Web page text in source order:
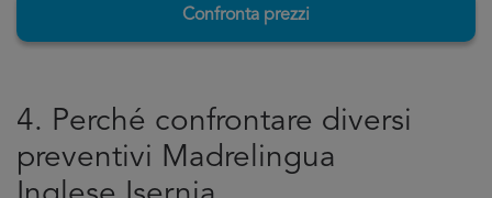
Confronta prezzi
4. Perché confrontare diversi
preventivi Madrelingua